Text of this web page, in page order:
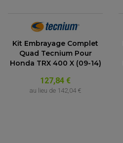
Kit Embrayage Complet
Quad Tecnium Pour
Honda TRX 400 X (09-14)
127,84 €
au lieu de 142,04 €